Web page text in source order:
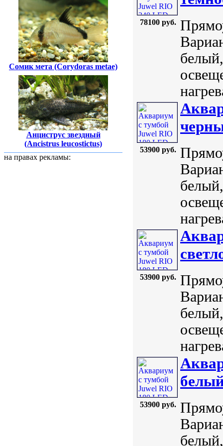
Сомик мета (Corydoras metae)
Анциструс звездный
(Ancistrus leucostictus)
на правах рекламы:
78100 руб.
53900 руб.
53900 руб.
53900 руб.